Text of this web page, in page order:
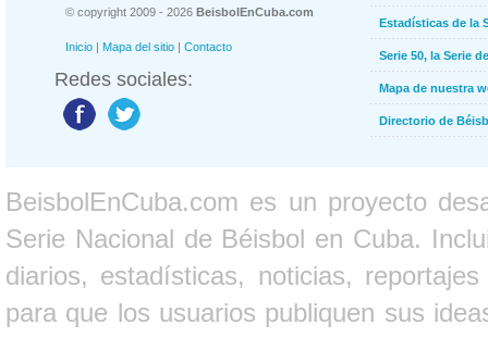
© copyright 2009 - 2026 BeisbolEnCuba.com
Inicio | Mapa del sitio | Contacto
Redes sociales:
Estadísticas de la
Serie 50, la Serie
Mapa de nuestra
Directorio de
BeisbolEnCuba.com es un proyecto
Serie Nacional de Béisbol en Cuba.
diarios, estadísticas, noticias,
para que los usuarios publiquen sus